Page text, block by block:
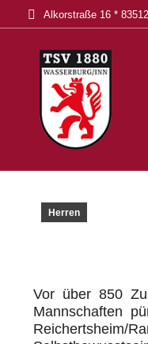
Alkorstraße 16 *
Herren
Vor über 850
Mannschaften
Reichertsheim/
News DFB